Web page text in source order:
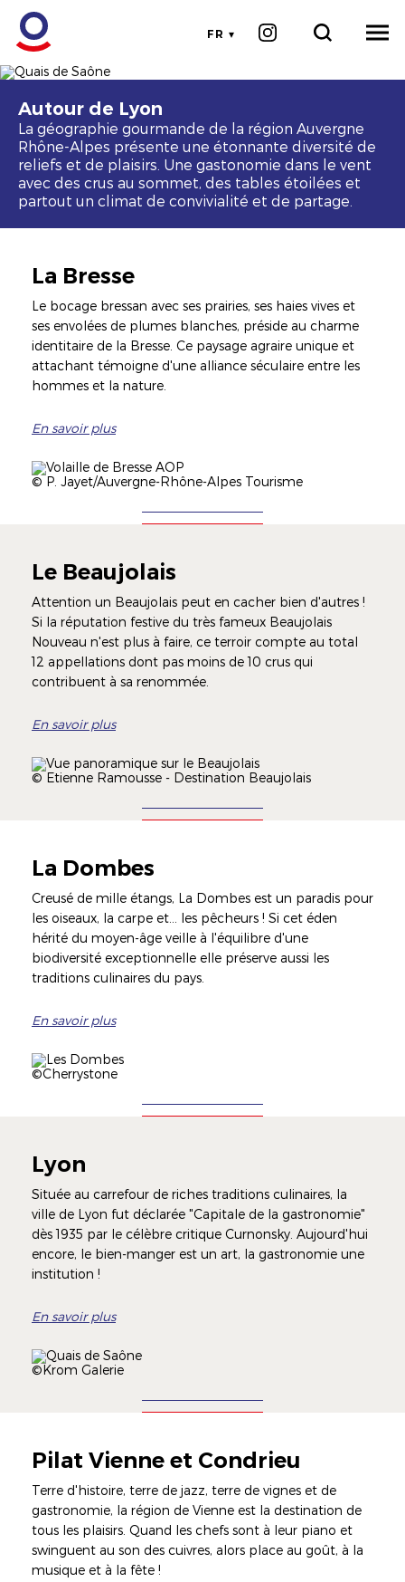
FR
Image
Image
Autour de Lyon
La géographie gourmande de la région Auvergne
Rhône-Alpes présente une étonnante diversité de
reliefs et de plaisirs. Une gastonomie dans le vent
avec des crus au sommet, des tables étoilées et
partout un climat de convivialité et de partage.
La Bresse
Le bocage bressan avec ses prairies, ses haies vives et
ses envolées de plumes blanches, préside au charme
identitaire de la Bresse. Ce paysage agraire unique et
attachant témoigne d'une alliance séculaire entre les
hommes et la nature.
En savoir plus
Illustration
Image
Légende
© P. Jayet/Auvergne-Rhône-Alpes Tourisme
Le Beaujolais
Attention un Beaujolais peut en cacher bien d'autres !
Si la réputation festive du très fameux Beaujolais
Nouveau n'est plus à faire, ce terroir compte au total
12 appellations dont pas moins de 10 crus qui
contribuent à sa renommée.
En savoir plus
Illustration
Image
Légende
© Etienne Ramousse - Destination Beaujolais
La Dombes
Creusé de mille étangs, La Dombes est un paradis pour
les oiseaux, la carpe et… les pêcheurs ! Si cet éden
hérité du moyen-âge veille à l'équilibre d'une
biodiversité exceptionnelle elle préserve aussi les
traditions culinaires du pays.
En savoir plus
Illustration
Image
Légende
©Cherrystone
Lyon
Située au carrefour de riches traditions culinaires, la
ville de Lyon fut déclarée "Capitale de la gastronomie"
dès 1935 par le célèbre critique Curnonsky. Aujourd'hui
encore, le bien-manger est un art, la gastronomie une
institution !
En savoir plus
Illustration
Image
Légende
©Krom Galerie
Pilat Vienne et Condrieu
Terre d'histoire, terre de jazz, terre de vignes et de
gastronomie, la région de Vienne est la destination de
tous les plaisirs. Quand les chefs sont à leur piano et
swinguent au son des cuivres, alors place au goût, à la
musique et à la fête !